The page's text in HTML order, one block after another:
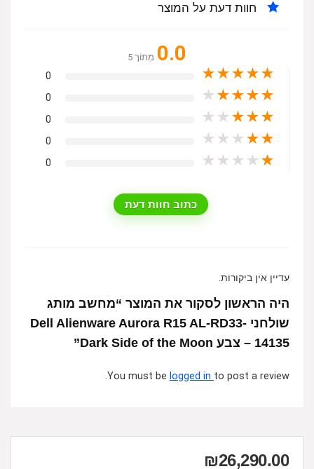
חוות דעת על המוצר
0.0 מִתוֹך 5
★
★
★
★
★
0
★
★
★
★
★
0
★
★
★
★
★
0
★
★
★
★
★
0
★
★
★
★
★
0
כתוב חוות דעת
עדיין אין ביקורות.
היה הראשון לסקור את המוצר “מחשב מותג
שולחני ‎Dell Alienware Aurora R15 AL-RD33-
14135 – צבע Dark Side of the Moon”
You must be logged in to post a review.
₪26,290.00